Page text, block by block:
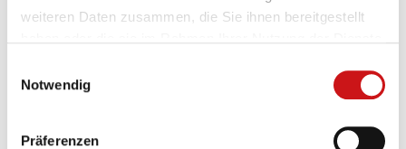
weiteren Daten zusammen, die Sie ihnen bereitgestellt
Notwendig
Präferenzen
Buchen
Ähnliche